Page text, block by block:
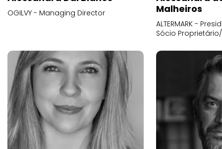
OGILVY - Managing Director
Malheiros
ALTERMARK -
Sócio